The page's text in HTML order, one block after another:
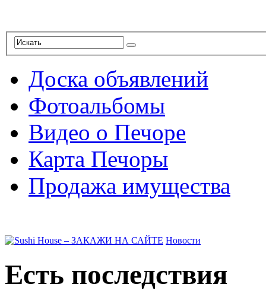
Доска объявлений
Фотоальбомы
Видео о Печоре
Карта Печоры
Продажа имущества
Новости
Есть последствия